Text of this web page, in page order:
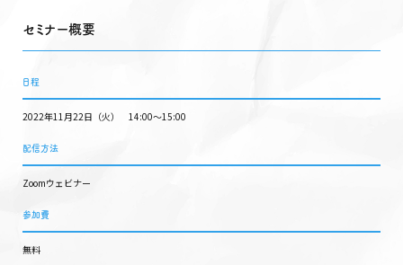
セミナー概要
日程
2022年11月22日（火） 14:00〜15:00
配信方法
Zoomウェビナー
参加費
無料